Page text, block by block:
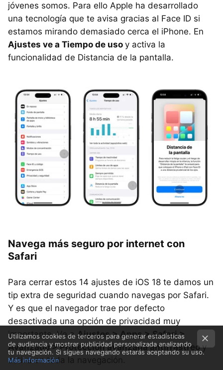
jóvenes somos. Para ello Apple ha desarrollado
una tecnología que te avisa gracias al Face ID si
estamos mirando demasiado cerca el iPhone. En
Ajustes ve a Tiempo de uso y activa la
funcionalidad de Distancia de la pantalla.
Navega más seguro por internet con
Safari
Para cerrar estos 14 ajustes de iOS 18 te damos un
tip extra de seguridad cuando navegas por Safari.
Y es que el navegador trae por defecto
desactivada una opción de privacidad muy
importante. Ve a Ajustes > Apps > Safari >
Avanzado > Protección avanzada antirrastreoy
activa en toda la navegación.
Utilizamos cookies de terceros para generar estadísticas
de audiencia y mostrar publicidad personalizada analizando
tu navegación. Si sigues navegando estarás aceptando su uso.
Más información